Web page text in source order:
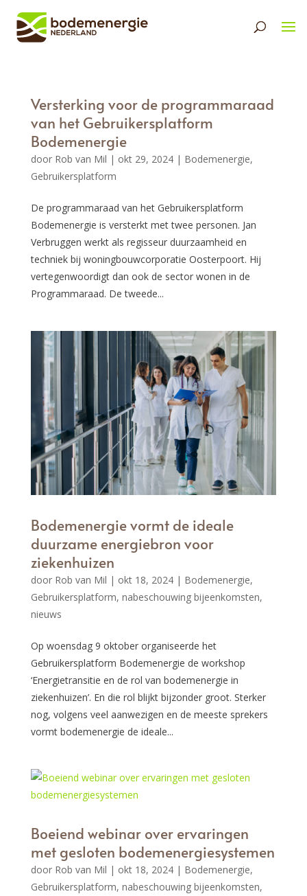
Versterking voor de programmaraad
van het Gebruikersplatform
Bodemenergie
door Rob van Mil | okt 29, 2024| Bodemenergie,
Gebruikersplatform
De programmaraad van het Gebruikersplatform
Bodemenergie is versterkt met twee personen. Jan
Verbruggen werkt als regisseur duurzaamheid en
techniek bij woningbouwcorporatie Oosterpoort. Hij
vertegenwoordigt dan ook de sector wonen in de
Programmaraad. De tweede...
Bodemenergie vormt de ideale
duurzame energiebron voor
ziekenhuizen
door Rob van Mil | okt 18, 2024| Bodemenergie,
Gebruikersplatform, nabeschouwing bijeenkomsten,
nieuws
Op woensdag 9 oktober organiseerde het
Gebruikersplatform Bodemenergie de workshop
‘Energietransitie en de rol van bodemenergie in
ziekenhuizen’. En die rol blijkt bijzonder groot. Sterker
nog, volgens veel aanwezigen en de meeste sprekers
vormt bodemenergie de ideale...
Boeiend webinar over ervaringen
met gesloten bodemenergiesystemen
door Rob van Mil | okt 18, 2024| Bodemenergie,
Gebruikersplatform, nabeschouwing bijeenkomsten,